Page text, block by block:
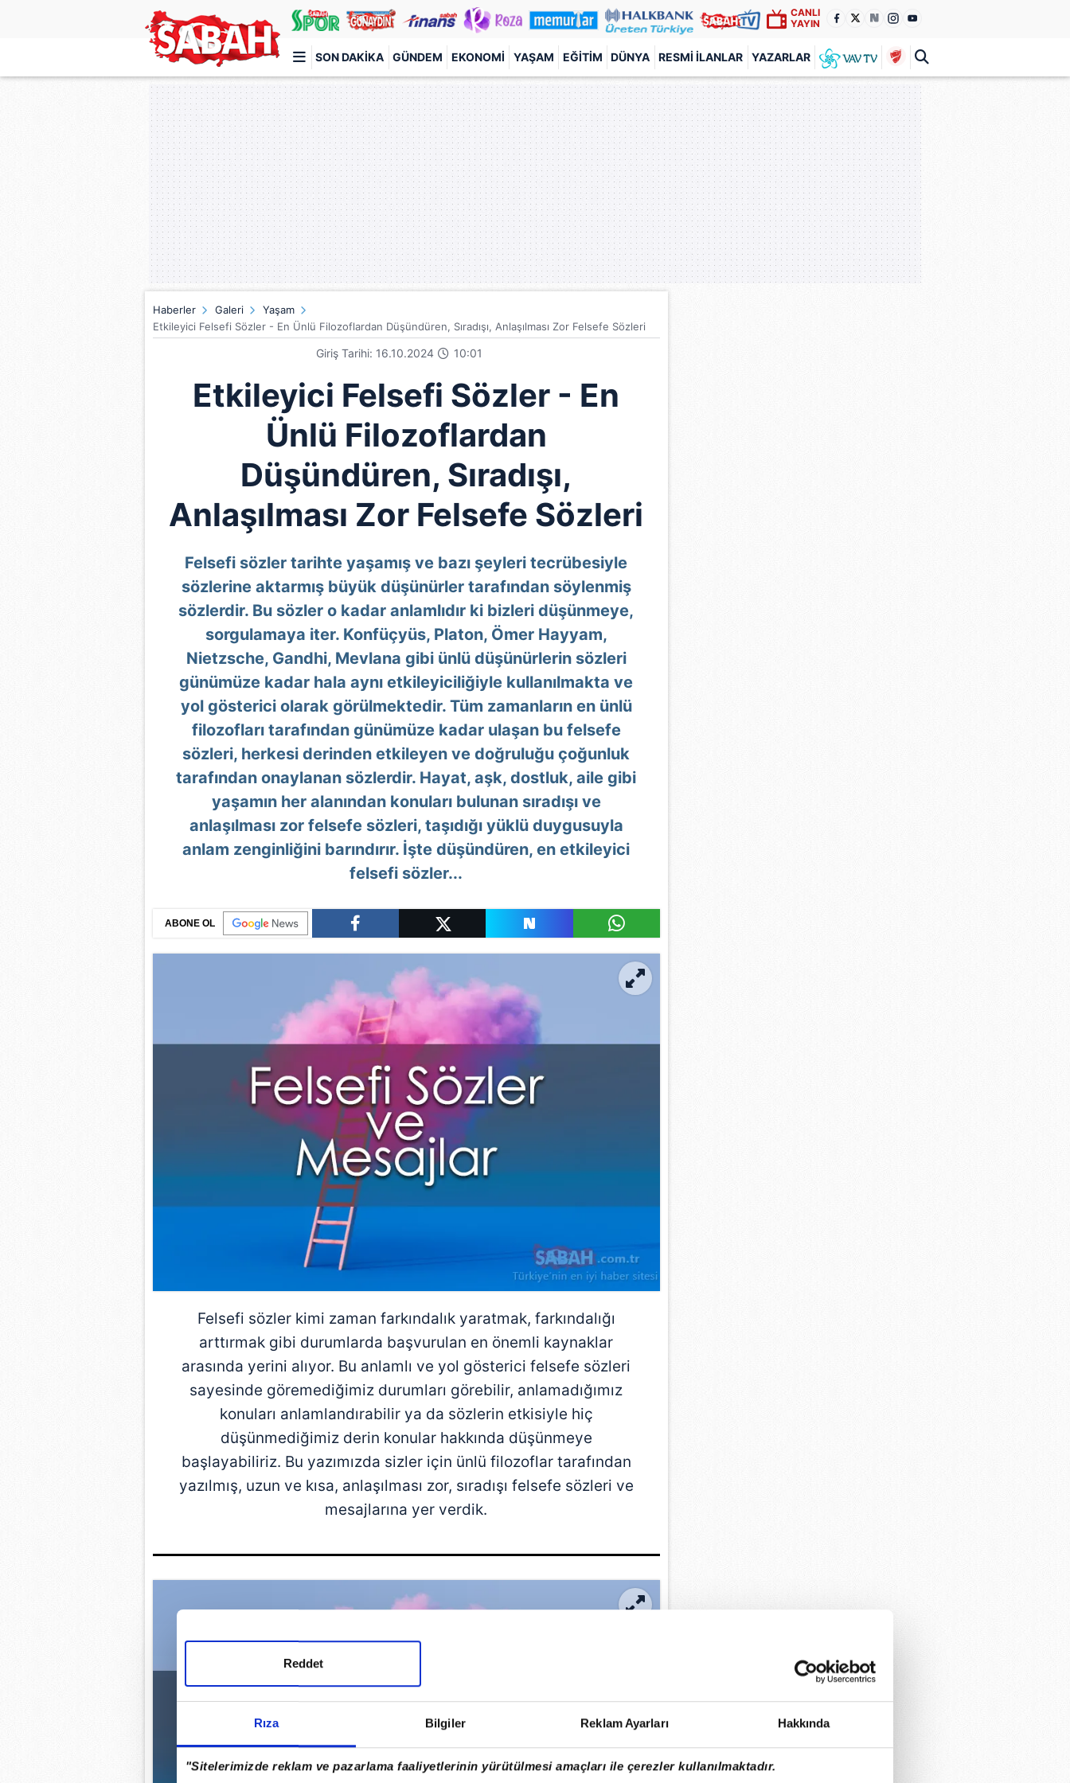
Rıza Bilgiler Reklam Ayarları Hakkında
"Sitelerimizde reklam ve pazarlama faaliyetlerinin yürütülmesi amaçları ile çerezler kullanılmaktadır.
Reddet
CANLI
YAYIN
SON DAKIKA GÜNDEM EKONOMI YAŞAM EĞITIM DÜNYA RESMI İLANLAR YAZARLAR
Türkiye'nin en iyi haber sitesi
Haberler Galeri
Yaşam
Etkileyici Felsefi Sözler - En Ünlü Filozoflardan Düşündüren, Sıradışı, Anlaşılması Zor Felsefe Sözleri
Giriş Tarihi: 16.10.2024 10:01
Etkileyici Felsefi Sözler - En
Ünlü Filozoflardan
Düşündüren, Sıradışı,
Anlaşılması Zor Felsefe Sözleri
Felsefi sözler tarihte yaşamış ve bazı şeyleri tecrübesiyle
sözlerine aktarmış büyük düşünürler tarafından söylenmiş
sözlerdir. Bu sözler o kadar anlamlıdır ki bizleri düşünmeye,
sorgulamaya iter. Konfüçyüs, Platon, Ömer Hayyam,
Nietzsche, Gandhi, Mevlana gibi ünlü düşünürlerin sözleri
günümüze kadar hala aynı etkileyiciliğiyle kullanılmakta ve
yol gösterici olarak görülmektedir. Tüm zamanların en ünlü
filozofları tarafından günümüze kadar ulaşan bu felsefe
sözleri, herkesi derinden etkileyen ve doğruluğu çoğunluk
tarafından onaylanan sözlerdir. Hayat, aşk, dostluk, aile gibi
yaşamın her alanından konuları bulunan sıradışı ve
anlaşılması zor felsefe sözleri, taşıdığı yüklü duygusuyla
anlam zenginliğini barındırır. İşte düşündüren, en etkileyici
felsefi sözler...
ABONE OL
Felsefi sözler kimi zaman farkındalık yaratmak, farkındalığı
arttırmak gibi durumlarda başvurulan en önemli kaynaklar
arasında yerini alıyor. Bu anlamlı ve yol gösterici felsefe sözleri
sayesinde göremediğimiz durumları görebilir, anlamadığımız
konuları anlamlandırabilir ya da sözlerin etkisiyle hiç
düşünmediğimiz derin konular hakkında düşünmeye
başlayabiliriz. Bu yazımızda sizler için ünlü filozoflar tarafından
yazılmış, uzun ve kısa, anlaşılması zor, sıradışı felsefe sözleri ve
mesajlarına yer verdik.